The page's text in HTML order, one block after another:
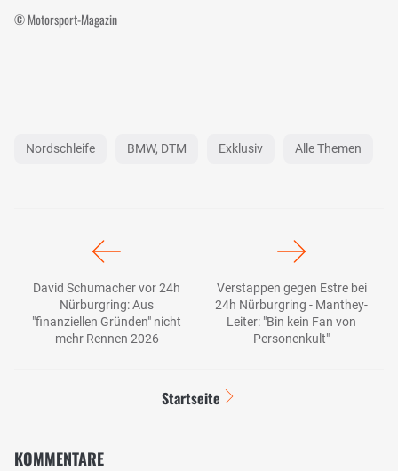
© Motorsport-Magazin
Nordschleife BMW, DTM Exklusiv Alle Themen
David Schumacher vor 24h
Nürburgring: Aus
"finanziellen Gründen" nicht
mehr Rennen 2026
Verstappen gegen Estre bei
24h Nürburgring - Manthey-
Leiter: "Bin kein Fan von
Personenkult"
Startseite
KOMMENTARE